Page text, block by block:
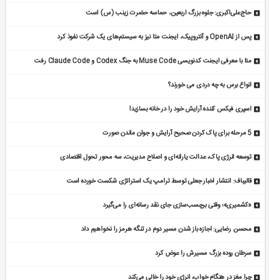
حاج‌علی‌اکبری: جلوه بزرگ اربعین، حماسه حضرت زینب (س) است
پس از OpenAI و آنتروپیک، ایجنت متا نیز به سیستم‌های یک شرکت نفوذ کرد
متا با معرفی ایجنت کدنویسی Muse Code به جنگ Codex و Claude Code رفت
انواع برس به چه دردی می خورند؟
اسپری فیکس کننده آرایش خود را در خانه بسازید!
5 مرحله برای پاک کردن صحیح آرایش و جوان ماندن صورت
توسعه انرژی پاک، عدالت یارانه‌ای و اصلاح مدیریت، سه محور تحول اقتصادی
قالیباف: انتشار اخبار جعلی توسط ترامپ یک استراتژی شکست خورده است
«کشمیری»؛ وقتی برچسب‌سازی جای نقد رسانه‌ای را می‌گیرد
محسن رضایی: اجازه باز شدن مسیر دوم در تنگه هرمز را نخواهیم داد
سرطان روده بزرگ مسیرش را عوض کرد
چرا مغز در هنگام خواب، انرژی خود را خالی می‌کند